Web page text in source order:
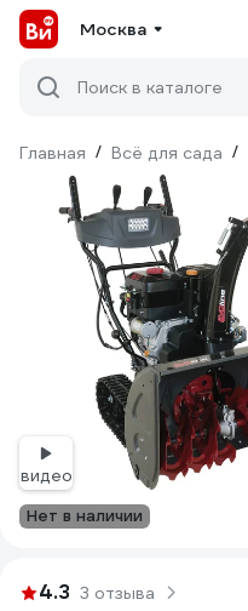
Москва
Поиск в каталоге
Главная / Всё для сада /
видео
Нет в наличии
4.3 3 отзыва